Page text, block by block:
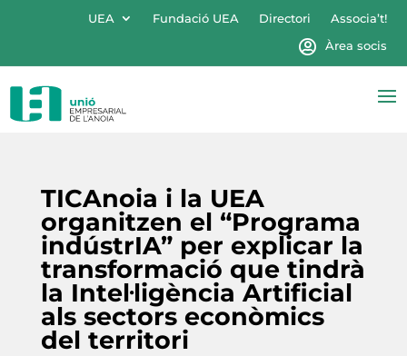
UEA Fundació UEA Directori
Associa’t!
Àrea socis
TICAnoia i la UEA
organitzen el “Programa
indústrIA” per explicar la
transformació que tindrà
la Intel·ligència Artificial
als sectors econòmics
del territori